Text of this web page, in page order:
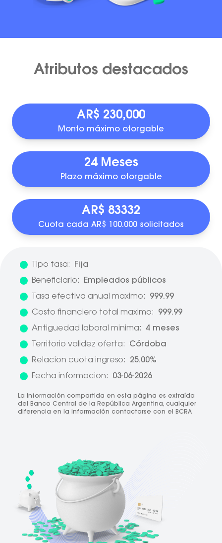
Atributos destacados
AR$ 230,000
Monto máximo otorgable
24 Meses
Plazo máximo otorgable
AR$ 83332
Cuota cada AR$ 100.000 solicitados
Tipo tasa:
Fija
Beneficiario:
Empleados públicos
Tasa efectiva anual maximo:
999.99
Costo financiero total maximo:
999.99
Antiguedad laboral minima:
4 meses
Territorio validez oferta:
Córdoba
Relacion cuota ingreso:
25.00%
Fecha informacion:
03-06-2026
La información compartida en esta página es extraída
del Banco Central de la República Argentina, cualquier
diferencia en la información contactarse con el BCRA